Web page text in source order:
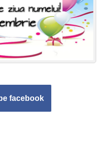
facebook